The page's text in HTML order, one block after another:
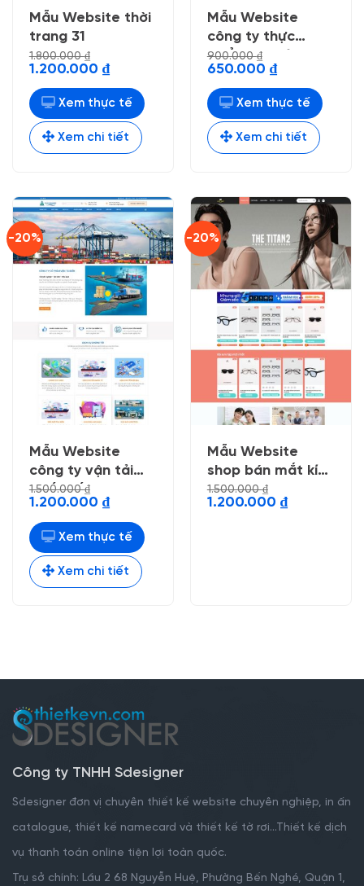
Mẫu Website thời
trang 31
1.800.000₫
Giá
gốc
là:
1.800.000 ₫.
1.200.000 ₫Giá
hiện
tại
là:
1.200.000 ₫.
Xem thực tế
Xem chi tiết
Mẫu Website
công ty thực
phẩm xúc xích
900.000₫
Giá
gốc
là:
900.000 ₫.
650.000 ₫Giá
hiện
tại
là:
650.000 ₫.
Xem thực tế
Xem chi tiết
-20%
Mẫu Website
công ty vận tải
quốc tế
1.500.000₫
Giá
là:
1.500.000 ₫.
1.200.000 ₫Giá
hiện
tại
là:
1.200.000 ₫.
Xem thực tế
Xem chi tiết
-20%
Mẫu Website
shop bán mắt kính
thời trang
1.500.000₫
Giá
1.200.000 ₫Giá
hiện
Công ty TNHH Sdesigner
Sdesigner đơn vị chuyên thiết kế website chuyên nghiệp, in ấn
catalogue, thiết kế namecard và thiết kế tờ rơi...Thiết kế dịch
vụ thanh toán online tiện lợi toàn quốc.
Trụ sở chính: Lầu 2 68 Nguyễn Huệ, Phường Bến Nghé, Quận 1,